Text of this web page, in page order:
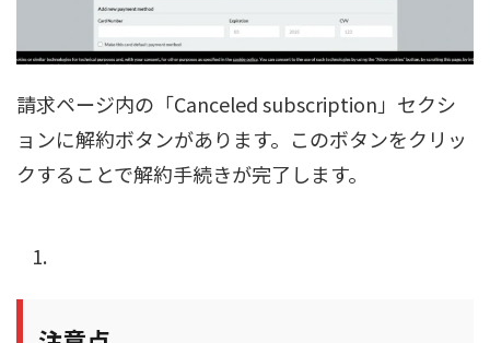
請求ページ内の「Canceled subscription」セクシ
ョンに解約ボタンがあります。このボタンをクリッ
クすることで解約手続きが完了します。